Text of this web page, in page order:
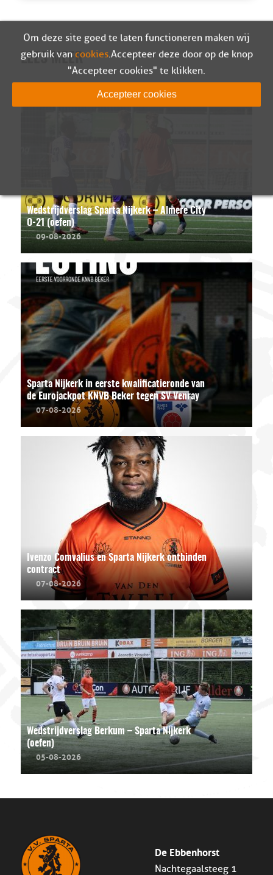
LEES MEER
Wedstrijdverslag Sparta Nijkerk – Almere City
O-21 (oefen)
09-08-2026
Sparta Nijkerk in eerste kwalificatieronde van
de Eurojackpot KNVB Beker tegen SV Venray
07-08-2026
Ivenzo Comvalius en Sparta Nijkerk ontbinden
contract
07-08-2026
Wedstrijdverslag Berkum – Sparta Nijkerk
(oefen)
05-08-2026
De Ebbenhorst
Nachtegaalsteeg 1
Om deze site goed te laten functioneren maken wij
gebruik van cookies. Accepteer deze door op de knop
"Accepteer cookies" te klikken.
Accepteer cookies